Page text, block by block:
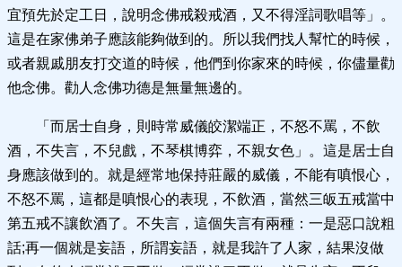
宜預先於定工日，說明念佛戒殺戒酒，又不得淫詞歌唱等」。
這是在家佛弟子應該能夠做到的。所以我們找人幫忙的時候，
或者親戚朋友打交道的時候，他們到你家來的時候，你儘量勸
他念佛。勸人念佛功德是無量無邊的。
「而居士自身，則時常威儀皎潔端正，不怒不罵，不飲
酒，不失言，不兒戲，不琴棋博弈，不親女色」。這是居士自
身應該做到的。就是經常地保持莊嚴的威儀，不能有嗔恨心，
不怒不罵，這都是嗔恨心的表現，不飲酒，當然三皈五戒當中
第五戒不讓飲酒了。不失言，這個失言有兩種：一是惡口說粗
話;再一個就是妄語，所謂妄語，就是我許了人家，結果沒做